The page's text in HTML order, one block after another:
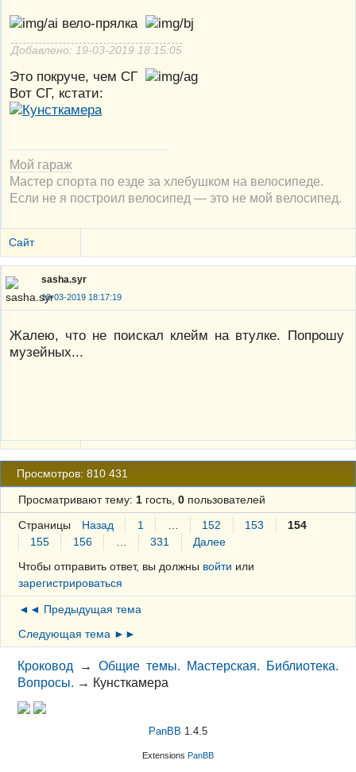
вело-прялка
Добавлено: 19-03-2019 18:15:05
Это покруче, чем СГ
Вот СГ, кстати:
Мой гараж
Мастер спорта по езде за хлебушком на велосипеде.
Если не я построил велосипед — это не мой велосипед.
Сайт
sasha.syr
19-03-2019 18:17:19
Жалею, что не поискал клейм на втулке. Попрошу
музейных...
Просмотров: 810 431
Просматривают тему: 1гость, 0пользователей
Страницы Назад 1 … 152 153
154
155
156 … 331
Далее
Чтобы отправить ответ, вы должны войти или
зарегистрироваться
◄◄ Предыдущая тема
Следующая тема ►►
Кроковод →Общие темы. Мастерская. Библиотека.
Вопросы. → Кунсткамера
PanBB 1.4.5
Extensions PanBB